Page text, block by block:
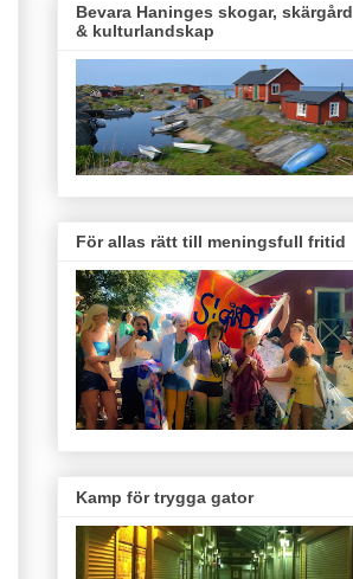
Bevara Haninges skogar, skärgård
& kulturlandskap
För allas rätt till meningsfull fritid
Kamp för trygga gator